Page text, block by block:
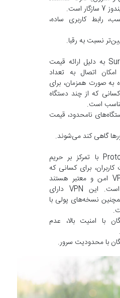
رابط کاربری ساده،
نسبت به رقبا.
: Surfshark به دلیل ارائه قیمت
اتصال به تعداد
به صورت همزمان، برای
که از چند دستگاه
است.
نامحدود، قیمت
گاهی کند می‌شوند.
: ProtonVPN با تمرکز بر حریم
برای کسانی که
به دنبال یک VPN امن و معتبر هستند
گزینه‌ای ایده‌آل است. این VPN دارای
نسخه‌های پولی با
با امنیت بالا، عدم
با محدودیت سرور.